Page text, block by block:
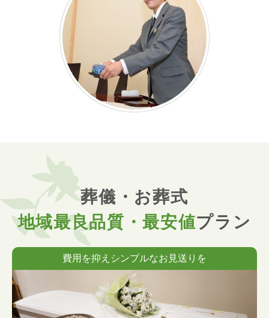
葬儀・お葬式
地域最良品質・最安値プラン
費用を抑えシンプルなお見送りを